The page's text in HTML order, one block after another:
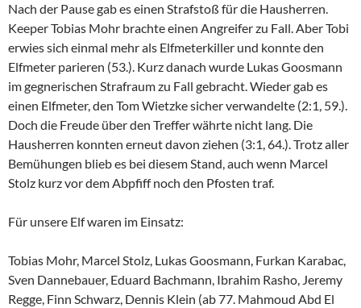
Nach der Pause gab es einen Strafstoß für die Hausherren.
Keeper Tobias Mohr brachte einen Angreifer zu Fall. Aber Tobi
erwies sich einmal mehr als Elfmeterkiller und konnte den
Elfmeter parieren (53.). Kurz danach wurde Lukas Goosmann
im gegnerischen Strafraum zu Fall gebracht. Wieder gab es
einen Elfmeter, den Tom Wietzke sicher verwandelte (2:1, 59.).
Doch die Freude über den Treffer währte nicht lang. Die
Hausherren konnten erneut davon ziehen (3:1, 64.). Trotz aller
Bemühungen blieb es bei diesem Stand, auch wenn Marcel
Stolz kurz vor dem Abpfiff noch den Pfosten traf.
Für unsere Elf waren im Einsatz:
Tobias Mohr, Marcel Stolz, Lukas Goosmann, Furkan Karabac,
Sven Dannebauer, Eduard Bachmann, Ibrahim Rasho, Jeremy
Regge, Finn Schwarz, Dennis Klein (ab 77. Mahmoud Abd El